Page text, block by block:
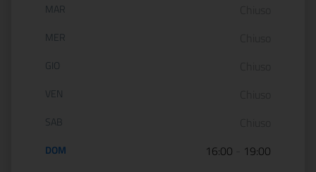
MAR
MER
GIO
VEN
SAB
DOM 16:00 19:00